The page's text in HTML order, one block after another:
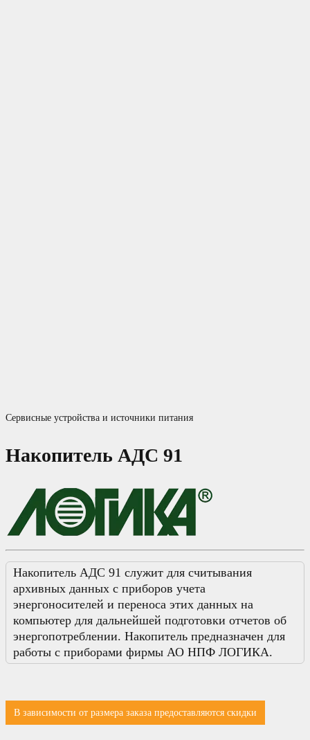
Сервисные устройства и источники питания
Накопитель АДС 91
Накопитель АДС 91 служит для считывания
архивных данных с приборов учета
энергоносителей и переноса этих данных на
компьютер для дальнейшей подготовки отчетов об
энергопотреблении. Накопитель предназначен для
работы с приборами фирмы АО НПФ ЛОГИКА.
В зависимости от размера заказа предоставляются скидки